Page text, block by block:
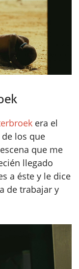
era el
los que
que me
llegado
a éste y le dice
de trabajar y